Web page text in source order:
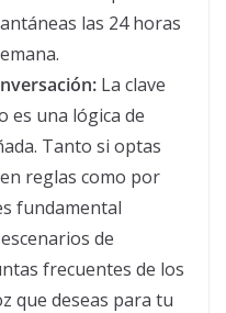
las 24 horas
La clave
es una lógica de
Tanto si optas
reglas como por
fundamental
de
frecuentes de los
que deseas para tu